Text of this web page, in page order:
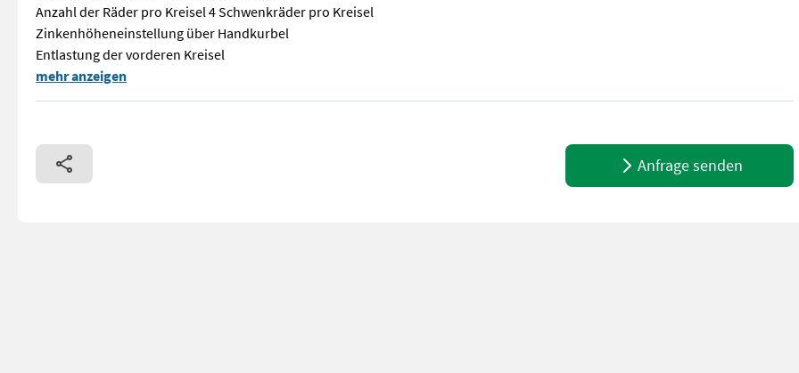
Anzahl der Räder pro Kreisel 4 Schwenkräder pro Kreisel
Zinkenhöheneinstellung über Handkurbel
Entlastung der vorderen Kreisel
Profitieren Sie von seiner Einfachheit! Der GA 13031 ist ein einfacher Vierkreiselschwader ohne ISOBUS. Die Arbeitsbreite
mehr anzeigen
Anfrage senden